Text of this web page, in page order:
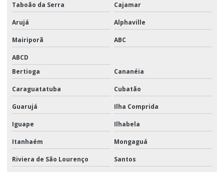
Taboão da Serra Cajamar
Arujá Alphaville
Mairiporã ABC
ABCD
Bertioga
Cananéia
Caraguatatuba Cubatão
Guarujá Ilha Comprida
Iguape Ilhabela
Itanhaém Mongaguá
Riviera de São Lourenço Santos